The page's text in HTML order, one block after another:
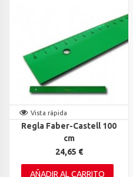
Vista rápida
Regla Faber-Castell 100
cm
24,65 €
AÑADIR AL CARRITO